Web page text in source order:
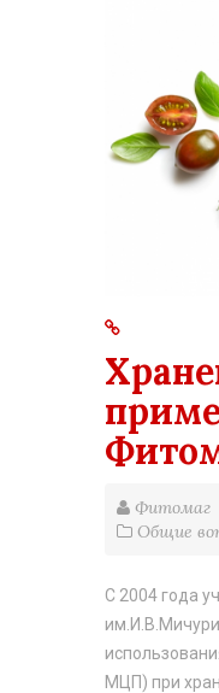
Фитомаг
Общие
С 2004 года
МЦП) при